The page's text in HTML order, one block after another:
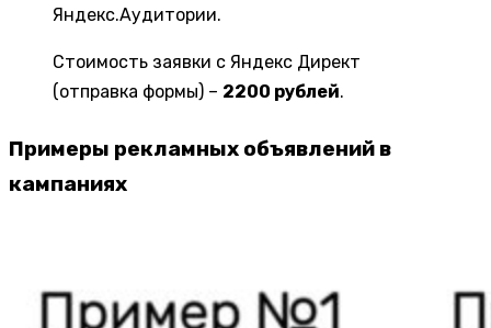
Яндекс.Аудитории.
Стоимость заявки с Яндекс Директ
(отправка формы) – 2200 рублей.
Примеры рекламных объявлений в
кампаниях